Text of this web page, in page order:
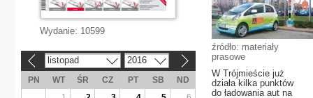
źródło: materiały
prasowe
W Trójmieście już
działa kilka punktów
do ładowania aut na
Wydanie: 10599
listopad 2016
PN WT ŚR CZ PT SB
ND